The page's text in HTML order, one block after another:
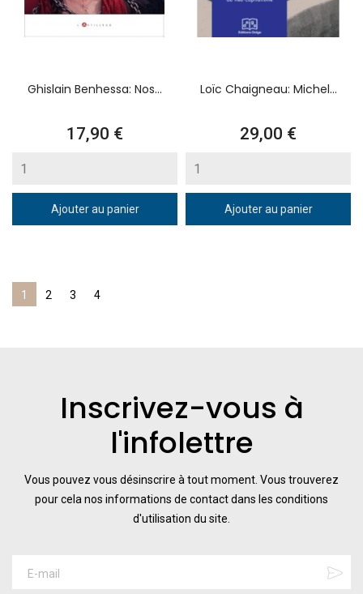
Ghislain Benhessa: Nos...
Prix
17,90 €
Ajouter au panier
Loïc Chaigneau: Michel...
Prix
29,00 €
Ajouter au panier
1 2 3 4
Inscrivez-vous à
l'infolettre
Vous pouvez vous désinscrire à tout moment. Vous trouverez
pour cela nos informations de contact dans les conditions
d'utilisation du site.